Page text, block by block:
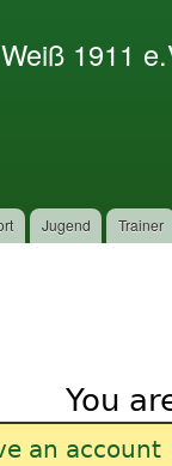
1911
Jugend Trainer
You
an account